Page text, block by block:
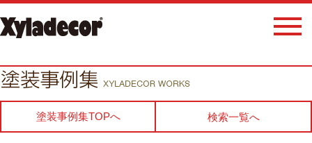
塗装事例集TOPへ 検索一覧へ